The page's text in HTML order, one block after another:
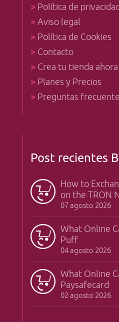
> Política de
>Aviso legal
> Política de Cookies
> Contacto
> Crea tu tienda ahora
> Planes y Precios
> Preguntas
Post recientes
How to
on the TRON
07 agosto 2026
What Online
Puff
04 agosto 2026
What Online
Paysafecard
02 agosto 2026